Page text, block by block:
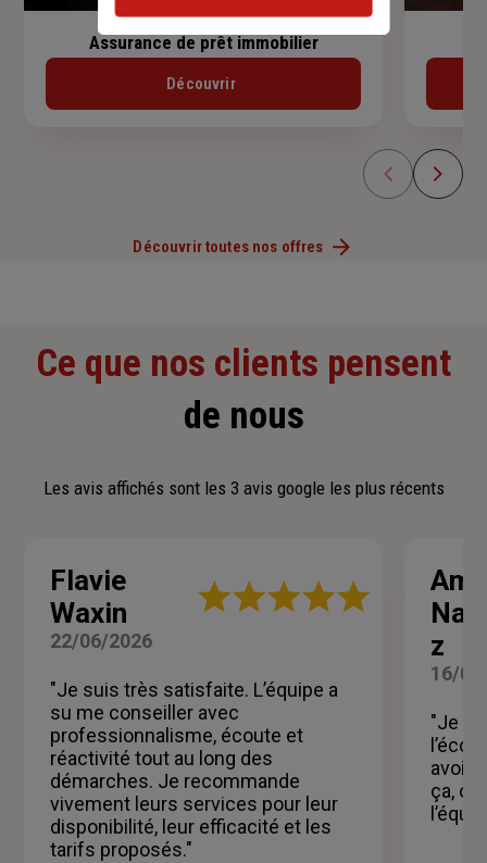
Assurance de prêt immobilier
Découvrir
Découvrir toutes nos offres
Ce que nos clients pensent
de nous
Les avis affichés sont les 3 avis google les plus récents
Flavie
Waxin
Note
étoiles
22/06/2026
"Je suis très satisfaite. L’équipe a
su me conseiller avec
professionnalisme, écoute et
réactivité tout au long des
démarches. Je recommande
vivement leurs services pour leur
disponibilité, leur efficacité et les
tarifs proposés."
z
16/
"Je
avoir
ça,